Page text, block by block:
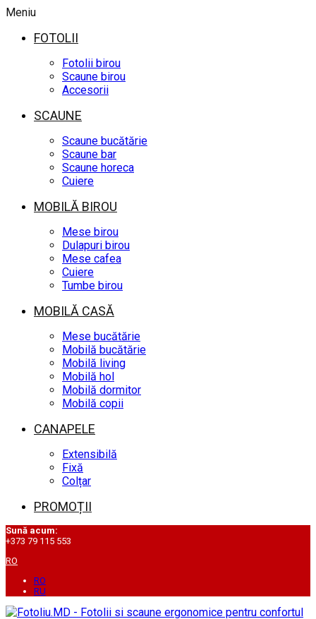
Meniu
FOTOLII
Fotolii birou
Scaune birou
Accesorii
SCAUNE
Scaune bucătărie
Scaune bar
Scaune horeca
Cuiere
MOBILĂ BIROU
Mese birou
Dulapuri birou
Mese cafea
Cuiere
Tumbe birou
MOBILĂ CASĂ
Mese bucătărie
Mobilă bucătărie
Mobilă living
Mobilă hol
Mobilă dormitor
Mobilă copii
CANAPELE
Extensibilă
Fixă
Colțar
PROMOȚII
Sună acum:
+373 79 115 553
RO
RO
RU